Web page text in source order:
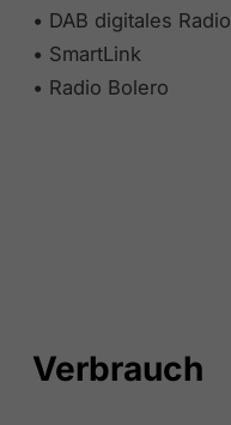
• DAB digitales Radio
• SmartLink
• Radio Bolero
Verbrauch